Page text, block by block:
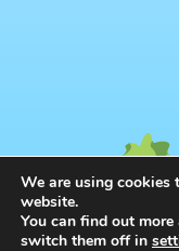
We are using cookies
website.
You can find out
switch them off in